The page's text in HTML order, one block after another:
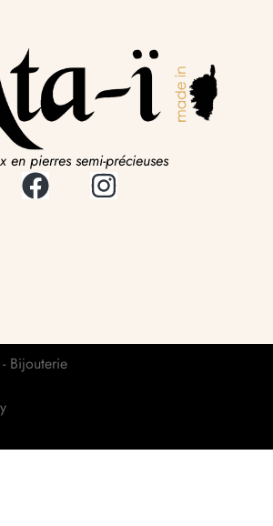
en pierres semi-précieuses
Bijouterie